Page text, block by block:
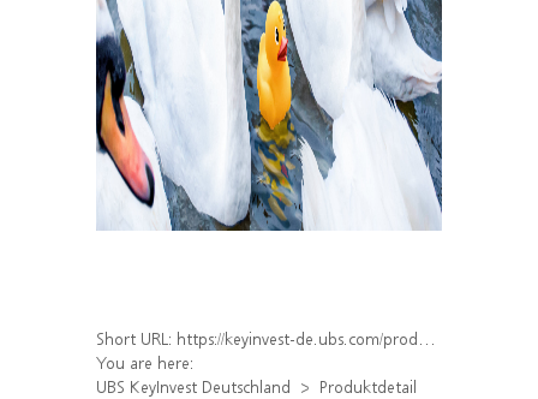
Short URL: https://keyinvest-de.ubs.com/produkt/detail/index/isin/DE000WA7QX21
You are here:
UBS KeyInvest Deutschland
Produktdetail